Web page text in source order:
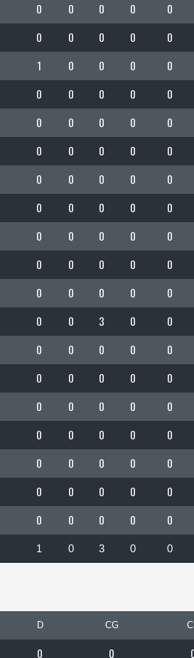
0 0 0 0 0
0 0 0 0 0
1 0 0 0 0
0 0 0 0 0
0 0 0 0 0
0 0 0 0 0
0 0 0 0 0
0 0 0 0 0
0 0 0 0 0
0 0 0 0 0
0 0 0 0 0
0 0 3 0 0
0 0 0 0 0
0 0 0 0 0
0 0 0 0 0
0 0 0 0 0
0 0 0 0 0
0 0 0 0 0
0 0 0 0 0
1 0 3 0 0
D CG
0 0